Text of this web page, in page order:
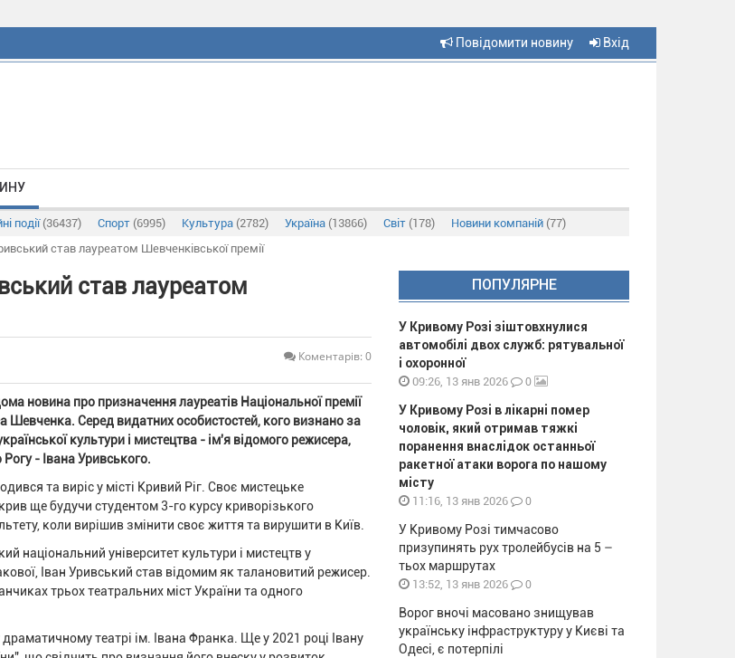
Повідомити новину Вхід
події(36437) Спорт (6995) Культура (2782) Україна (13866) Світ (178) Новини компаній (77)
став лауреатом Шевченківської премії
став лауреатом
Коментарів: 0
новина про призначення лауреатів Національної премії
Шевченка. Серед видатних особистостей, кого визнано за
культури і мистецтва - ім'я відомого режисера,
- Івана Уривського.
та виріс у місті Кривий Ріг. Своє мистецьке
ще будучи студентом 3-го курсу криворізького
коли вирішив змінити своє життя та вирушити в Київ.
національний університет культури і мистецтв у
Іван Уривський став відомим як талановитий режисер.
трьох театральних міст України та одного
театрі ім. Івана Франка. Ще у 2021 році Івану
ПОПУЛЯРНЕ
У Кривому Розі зіштовхнулися
автомобілі двох служб: рятувальної
і охоронної
09:26, 13 янв 2026 0
У Кривому Розі в лікарні помер
чоловік, який отримав тяжкі
поранення внаслідок останньої
ракетної атаки ворога по нашому
місту
11:16, 13 янв 2026 0
У Кривому Розі тимчасово
призупинять рух тролейбусів на 5 –
тьох маршрутах
13:52, 13 янв 2026 0
Ворог вночі масовано знищував
українську інфраструктуру у Києві та
Одесі, є потерпілі